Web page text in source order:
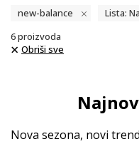
new-balance
Lista:
6proizvoda
Obriši sve
Nova sezona, novi